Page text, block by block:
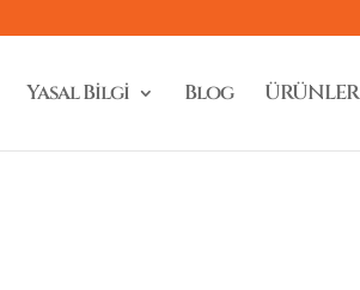
Yasal Bilgi Blog ÜRÜNLER